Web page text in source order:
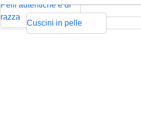
Rilievo
Pelli autentiche e di
razza
Pressione
Cuscini in pelle